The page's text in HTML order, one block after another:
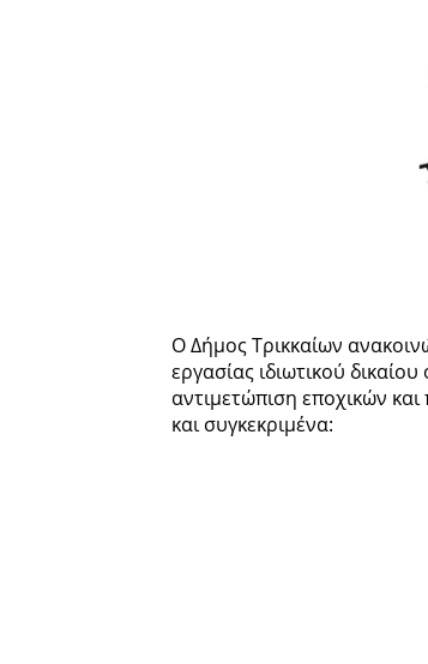
Ο Δήμος Τρικκαίων
εργασίας ιδιωτικού
αντιμετώπιση εποχικών
και συγκεκριμένα: